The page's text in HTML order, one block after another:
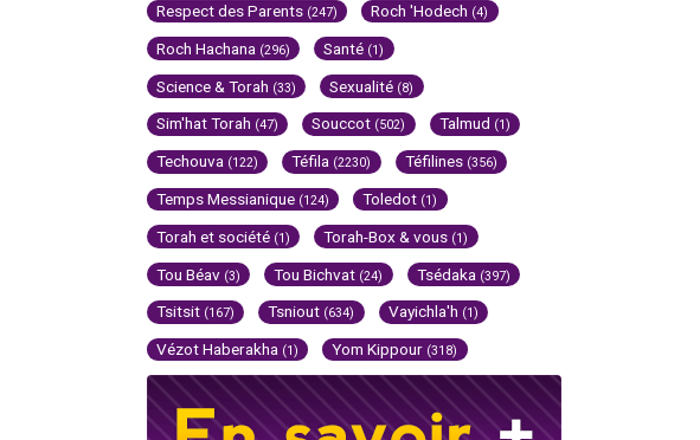
Respect des Parents (247) Roch 'Hodech (4)
Roch Hachana (296) Santé (1)
Science & Torah (33) Sexualité (8)
Sim'hat Torah (47) Souccot (502) Talmud (1)
Techouva (122) Téfila (2230) Téfilines (356)
Temps Messianique (124) Toledot (1)
Torah et société (1) Torah-Box & vous (1)
Tou Béav (3) Tou Bichvat (24) Tsédaka (397)
Tsitsit (167) Tsniout (634) Vayichla'h (1)
Vézot Haberakha (1) Yom Kippour (318)